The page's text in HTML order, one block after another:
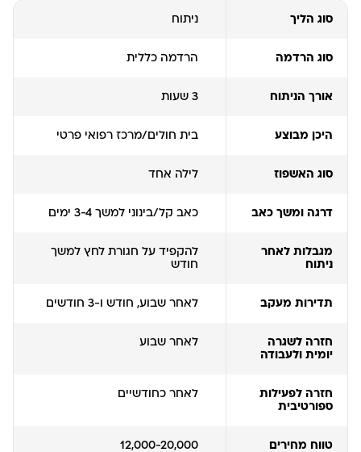
סוג הליך ניתוח
סוג הרדמה הרדמה כללית
אורך הניתוח 3 שעות
היכן מבוצע בית חולים/מרכז רפואי פרטי
סוג האשפוז לילה אחד
דרגה ומשך כאב כאב קל/בינוני למשך 3-4 ימים
מגבלות לאחר
ניתוח
להקפיד על חגורת לחץ למשך
חודש
תדירות מעקב לאחר שבוע, חודש ו-3 חודשים
חזרה לשגרה
יומית ולעבודה
לאחר שבוע
חזרה לפעילות
ספורטיבית
לאחר כחודשיים
טווח מחירים 12,000-20,000